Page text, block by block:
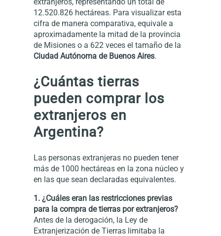
extranjeros, representando un total de
12.520.826 hectáreas. Para visualizar esta
cifra de manera comparativa, equivale a
aproximadamente la mitad de la provincia
de Misiones o a 622 veces el tamaño de la
Ciudad Autónoma de Buenos Aires.
¿Cuántas tierras
pueden comprar los
extranjeros en
Argentina?
Las personas extranjeras no pueden tener
más de 1000 hectáreas en la zona núcleo y
en las que sean declaradas equivalentes.
1. ¿Cuáles eran las restricciones previas
para la compra de tierras por extranjeros?
Antes de la derogación, la Ley de
Extranjerización de Tierras limitaba la